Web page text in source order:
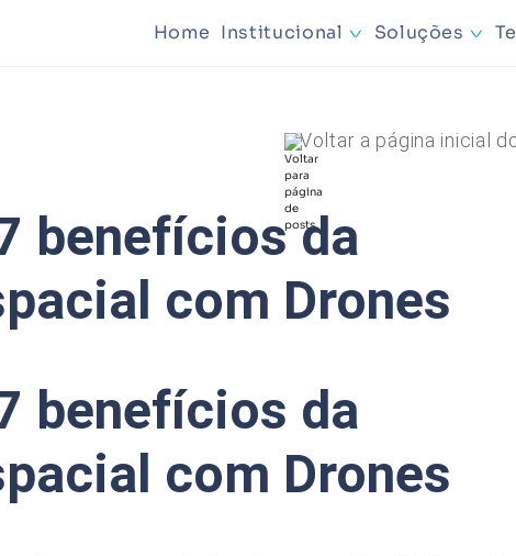
Home Institucional Soluções
Voltar a página inicial
benefícios da
com Drones
benefícios da
com Drones